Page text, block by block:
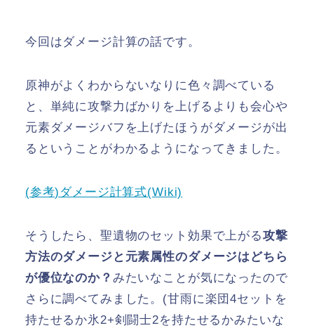
今回はダメージ計算の話です。
原神がよくわからないなりに色々調べている
と、単純に攻撃力ばかりを上げるよりも会心や
元素ダメージバフを上げたほうがダメージが出
るということがわかるようになってきました。
(参考)ダメージ計算式(Wiki)
そうしたら、聖遺物のセット効果で上がる攻撃
方法のダメージと元素属性のダメージはどちら
が優位なのか？ みたいなことが気になったので
さらに調べてみました。(甘雨に楽団4セットを
持たせるか氷2+剣闘士2を持たせるかみたいな